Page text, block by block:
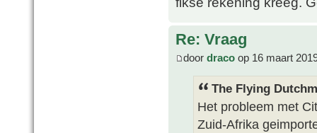
Re: Vraag
door draco op 16 maart
The Flying
Het probleem met
Zuid-Afrika